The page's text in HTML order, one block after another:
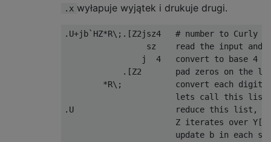
.x wyłapuje wyjątek i drukuje drugi.
.U+jb`HZ*R\;.[Z2jsz4   # number to Curly
sz    read the input and
                j  4   convert to base 4
.[Z2       pad zeros on the
*R\;           convert each digit
lets call this list
.U                     reduce this list,
Z iterates over
update b in each